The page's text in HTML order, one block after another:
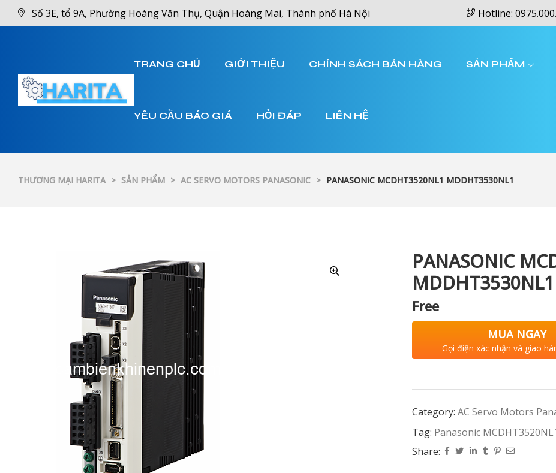
Số 3E, tổ 9A, Phường Hoàng Văn Thụ, Quận Hoàng Mai, Thành phố Hà Nội Hotline:
TRANG CHỦ GIỚI THIỆU CHÍNH SÁCH BÁN HÀNG SẢN PHẨM
YÊU CẦU BÁO GIÁ HỎI ĐÁP LIÊN HỆ
THƯƠNG MẠI HARITA > SẢN PHẨM > AC SERVO MOTORS PANASONIC > PANASONIC MCDHT3520NL1 MDDHT3530NL1
PANASONIC
MDDHT3530NL1
Free
MUA NGAY
Gọi điện xác nhận và giao
Category: AC Servo Motors
Tag: Panasonic
Share: